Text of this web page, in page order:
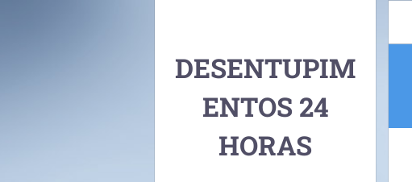
DESENTUPIM
ENTOS 24
HORAS